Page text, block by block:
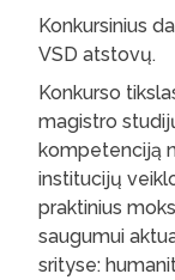
Konkursinius
VSD atstovų.
Konkurso
magistro
kompetenciją
institucijų
praktinius
saugumui
srityse: